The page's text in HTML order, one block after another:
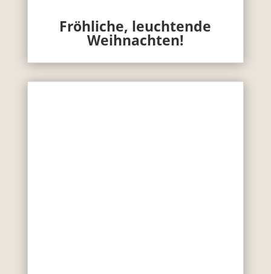
Fröhliche, leuchtende
Weihnachten!